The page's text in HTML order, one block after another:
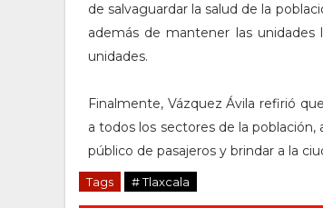
de salvaguardar la salud de la
además de mantener las
unidades.
Finalmente, Vázquez Ávila refirió
a todos los sectores de la
público de pasajeros y brindar a la
Tags # Tlaxcala